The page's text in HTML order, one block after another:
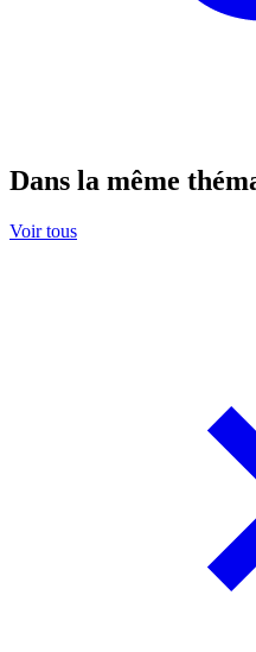
Dans la même
Voir tous